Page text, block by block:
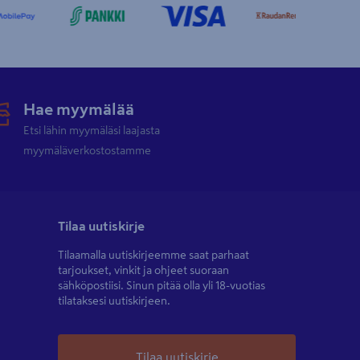
Hae myymälää
Etsi lähin myymäläsi laajasta
myymäläverkostostamme
Tilaa uutiskirje
Tilaamalla uutiskirjeemme saat parhaat
tarjoukset, vinkit ja ohjeet suoraan
sähköpostiisi. Sinun pitää olla yli 18-vuotias
tilataksesi uutiskirjeen.
Tilaa uutiskirje